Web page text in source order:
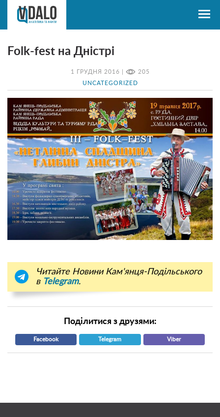
1 ГРУДНЯ 2016 | 205
UNCATEGORIZED
Folk-fest на Дністрі
Читайте Новини Кам'янця-Подільського
в Telegram.
Поділитися з друзями:
Facebook Telegram Viber